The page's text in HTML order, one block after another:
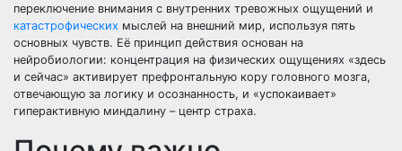
переключение внимания с внутренних тревожных ощущений и
катастрофических мыслей на внешний мир, используя пять
основных чувств. Её принцип действия основан на
нейробиологии: концентрация на физических ощущениях «здесь
и сейчас» активирует префронтальную кору головного мозга,
отвечающую за логику и осознанность, и «успокаивает»
гиперактивную миндалину – центр страха.